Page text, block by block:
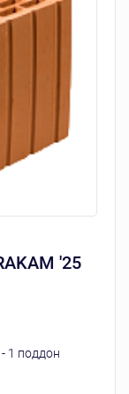
'25
1 поддон